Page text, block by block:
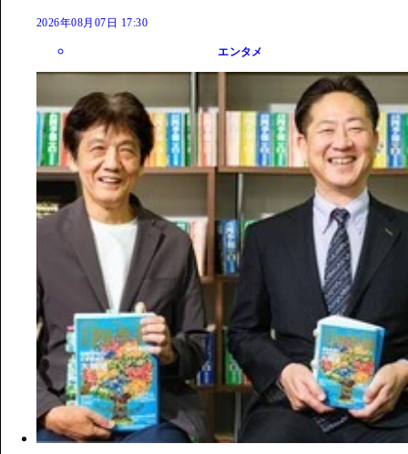
2026年08月07日 17:30
エンタメ